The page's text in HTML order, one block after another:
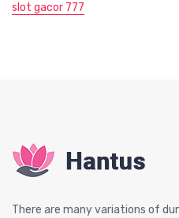
slot gacor 777
There are many variations of